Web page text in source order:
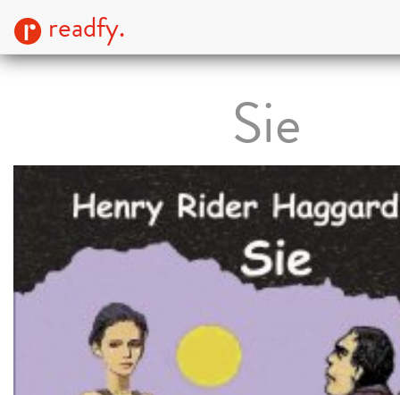
readfy.
Sie